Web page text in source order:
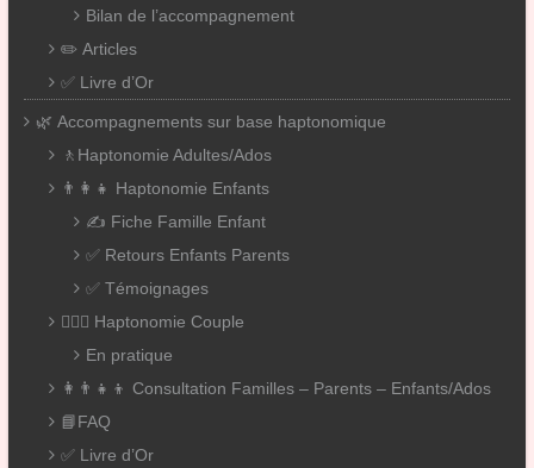
Bilan de l’accompagnement
✏️ Articles
✅ Livre d’Or
🌿 Accompagnements sur base haptonomique
🚶Haptonomie Adultes/Ados
👨‍👩‍👧 Haptonomie Enfants
✍️ Fiche Famille Enfant
✅ Retours Enfants Parents
✅ Témoignages
👨‍❤️‍👨 Haptonomie Couple
En pratique
👩‍👨‍👧‍👦 Consultation Familles – Parents – Enfants/Ados
📘FAQ
✅ Livre d’Or